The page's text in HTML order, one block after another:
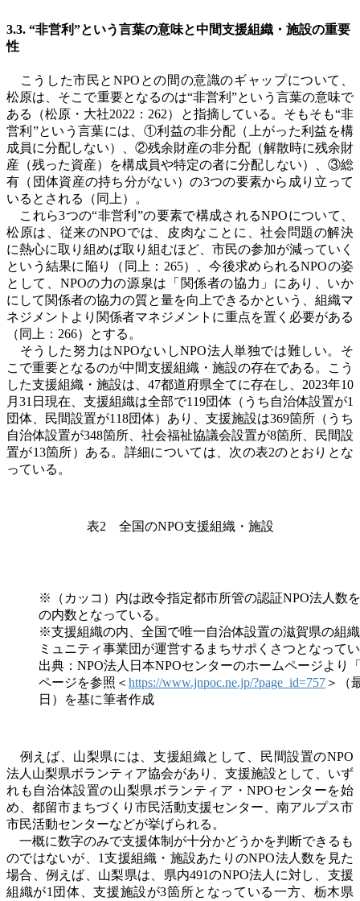
3.3. “非営利”という言葉の意味と中間支援組織・施設の重要
性
こうした市民と NPO との間の意識のギャップについて、
松原は、そこで重要となるのは“非営利”という言葉の意味で
ある（松原・大社2022 ： 262）と指摘している。そもそも“非
営利”という言葉には、①利益の非分配（上がった利益を構
成員に分配しない）、②残余財産の非分配（解散時に残余財
産（残った資産）を構成員や特定の者に分配しない）、③総
有（団体資産の持ち分がない）の3つの要素から成り立って
いるとされる（同上）。
これら3つの“非営利”の要素で構成されるNPOについて、
松原は、従来のNPOでは、皮肉なことに、社会問題の解決
に熱心に取り組めば取り組むほど、市民の参加が減っていく
という結果に陥り（同上： 265）、今後求められるNPOの姿
として、 NPOの力の源泉は「関係者の協力」にあり、いか
にして関係者の協力の質と量を向上できるかという、組織マ
ネジメントより関係者マネジメントに重点を置く必要がある
（同上： 266）とする。
そうした努力はNPOないしNPO法人単独では難しい。そ
こで重要となるのが中間支援組織・施設の存在である。こう
した支援組織・施設は、 47都道府県全てに存在し、 2023年10
月 31 日現在、支援組織は全部で119団体（うち自治体設置が1
団体、民間設置が118団体）あり、支援施設は369箇所（うち
自治体設置が348箇所、社会福祉協議会設置が8箇所、民間設
置が13箇所）ある。詳細については、次の表2のとおりとな
っている。
表2 全国のNPO支援組織・施設
※（カッコ）内は政令指定都市所管の認証NPO法人数
の内数となっている。
※支援組織の内、全国で唯一自治体設置の滋賀県の組
ミュニティ事業団が運営するまちサポくさつとなって
出典：NPO法人日本NPOセンターのホームページより
ページを参照＜ https://www.jnpoc.ne.jp/?page_id=757 ＞（
日）を基に筆者作成
例えば、山梨県には、支援組織として、民間設置のNPO
法人山梨県ボランティア協会があり、支援施設として、いず
れも自治体設置の山梨県ボランティア・NPOセンターを始
め、都留市まちづくり市民活動支援センター、南アルプス市
市民活動センターなどが挙げられる。
一概に数字のみで支援体制が十分かどうかを判断できるも
のではないが、 1支援組織・施設あたりのNPO法人数を見た
場合、例えば、山梨県は、県内491のNPO法人に対し、支援
組織が1 団体、支援施設が3箇所となっている一方、栃木県